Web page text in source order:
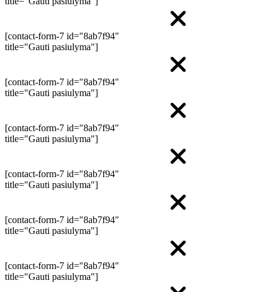
[contact-form-7 id="8ab7f94"
title="Gauti pasiulyma"]
[contact-form-7 id="8ab7f94"
title="Gauti pasiulyma"]
[contact-form-7 id="8ab7f94"
title="Gauti pasiulyma"]
[contact-form-7 id="8ab7f94"
title="Gauti pasiulyma"]
[contact-form-7 id="8ab7f94"
title="Gauti pasiulyma"]
[contact-form-7 id="8ab7f94"
title="Gauti pasiulyma"]